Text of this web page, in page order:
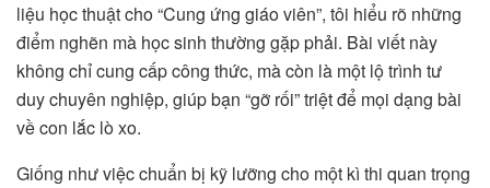
liệu học thuật cho “Cung ứng giáo viên”, tôi hiểu rõ những
điểm nghẽn mà học sinh thường gặp phải. Bài viết này
không chỉ cung cấp công thức, mà còn là một lộ trình tư
duy chuyên nghiệp, giúp bạn “gỡ rối” triệt để mọi dạng bài
về con lắc lò xo.
Giống như việc chuẩn bị kỹ lưỡng cho một kì thi quan trọng